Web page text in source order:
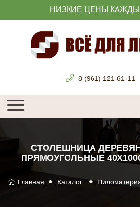
НИЗКИЕ ЦЕНЫ
8 (961) 121-61-11
СТОЛЕШНИЦА
ПРЯМОУГОЛЬНЫЕ
Главная Каталог